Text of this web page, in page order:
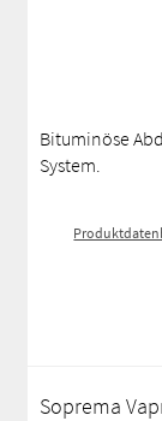
Bituminöse
System.
Soprema